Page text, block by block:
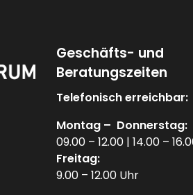
Geschäfts- und
Beratungszeiten
Telefonisch erreichbar:
Montag – Donnerstag:
09.00 – 12.00 | 14.00 –
Freitag:
9.00 – 12.00 Uhr